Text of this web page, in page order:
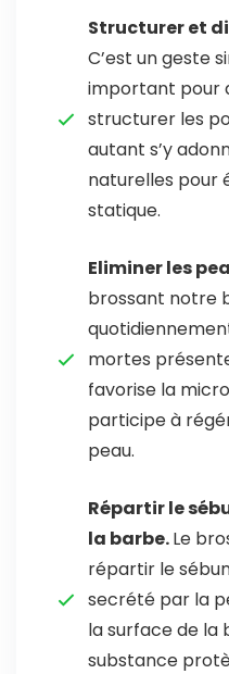
Structurer et
C’est un geste
important pour
structurer les
autant s’y
naturelles pour
statique.
Eliminer les
brossant notre
mortes
favorise la
participe à
peau.
Répartir le
la barbe.Le
répartir le
secrété par la
la surface de la
substance